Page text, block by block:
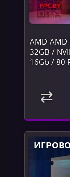
AMD AMD
32GB /
16Gb / 80